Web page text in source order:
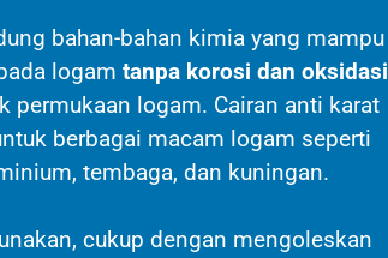
bahan-bahan kimia yang mampu
logam tanpa korosi dan oksidasi
permukaan logam. Cairan anti karat
berbagai macam logam seperti
tembaga, dan kuningan.
cukup dengan mengoleskan